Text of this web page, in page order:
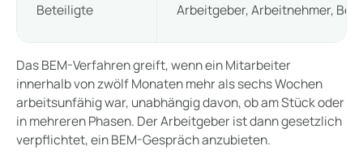
Beteiligte Arbeitgeber, Arbeitnehmer,
Das BEM-Verfahren greift, wenn ein Mitarbeiter
innerhalb von zwölf Monaten mehr als sechs Wochen
arbeitsunfähig war, unabhängig davon, ob am Stück oder
in mehreren Phasen. Der Arbeitgeber ist dann gesetzlich
verpflichtet, ein BEM-Gespräch anzubieten.